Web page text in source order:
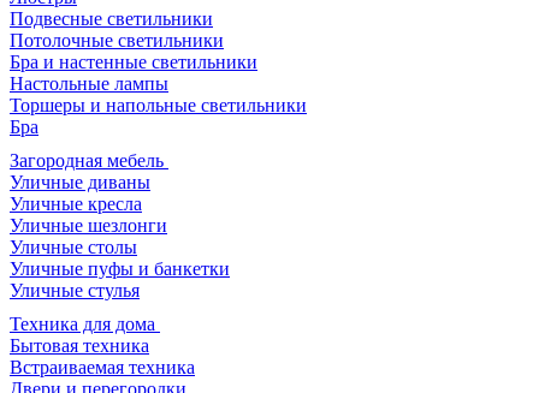
Подвесные светильники
Потолочные светильники
Бра и настенные светильники
Настольные лампы
Торшеры и напольные светильники
Бра
Загородная мебель
Уличные диваны
Уличные кресла
Уличные шезлонги
Уличные столы
Уличные пуфы и банкетки
Уличные стулья
Техника для дома
Бытовая техника
Встраиваемая техника